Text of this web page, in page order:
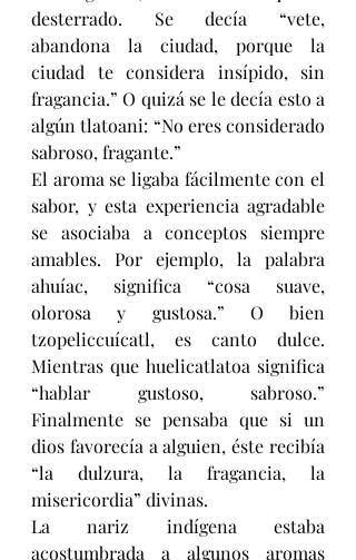
desterrado. Se decía “vete,
abandona la ciudad, porque la
ciudad te considera insípido, sin
fragancia.” O quizá se le decía esto a
algún tlatoani: “No eres considerado
sabroso, fragante.”
El aroma se ligaba fácilmente con el
sabor, y esta experiencia agradable
se asociaba a conceptos siempre
amables. Por ejemplo, la palabra
ahuíac, significa “cosa suave,
olorosa y gustosa.” O bien
tzopeliccuícatl, es canto dulce.
Mientras que huelicatlatoa significa
“hablar gustoso, sabroso.”
Finalmente se pensaba que si un
dios favorecía a alguien, éste recibía
“la dulzura, la fragancia, la
misericordia” divinas.
La nariz indígena estaba
acostumbrada a algunos aromas